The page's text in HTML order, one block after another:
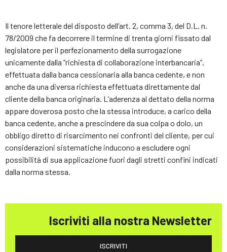
Il tenore letterale del disposto dell’art. 2, comma 3, del D.L. n.
78/2009 che fa decorrere il termine di trenta giorni fissato dal
legislatore per il perfezionamento della surrogazione
unicamente dalla “richiesta di collaborazione interbancaria”,
effettuata dalla banca cessionaria alla banca cedente, e non
anche da una diversa richiesta effettuata direttamente dal
cliente della banca originaria. L’aderenza al dettato della norma
appare doverosa posto che la stessa introduce, a carico della
banca cedente, anche a prescindere da sua colpa o dolo, un
obbligo diretto di risarcimento nei confronti del cliente, per cui
considerazioni sistematiche inducono a escludere ogni
possibilità di sua applicazione fuori dagli stretti confini indicati
dalla norma stessa.
Iscriviti alla nostra Newsletter
ISCRIVITI